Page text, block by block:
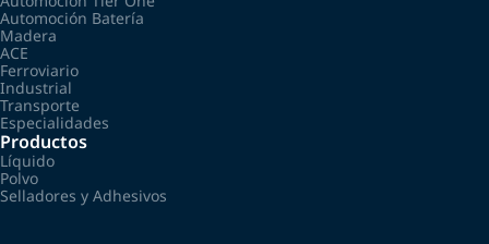
Automoción Batería
Madera
ACE
Ferroviario
Industrial
Transporte
Especialidades
Productos
Líquido
Polvo
Selladores y Adhesivos